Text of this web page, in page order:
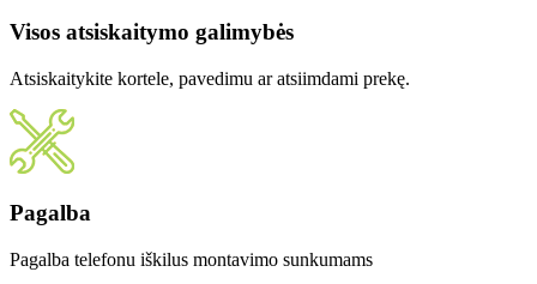
Visos atsiskaitymo galimybės
Atsiskaitykite kortele, pavedimu ar atsiimdami prekę.
Pagalba
Pagalba telefonu iškilus montavimo sunkumams